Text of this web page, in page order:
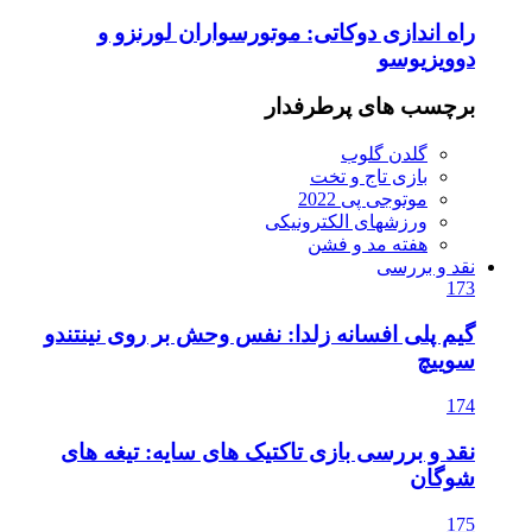
راه اندازی دوکاتی: موتورسواران لورنزو و
دوویزیوسو
برچسب های پرطرفدار
گلدن گلوب
بازی تاج و تخت
موتوجی پی 2022
ورزشهای الکترونیکی
هفته مد و فشن
نقد و بررسی
گیم پلی افسانه زلدا: نفس وحش بر روی نینتندو
سوییچ
نقد و بررسی بازی تاکتیک های سایه: تیغه های
شوگان